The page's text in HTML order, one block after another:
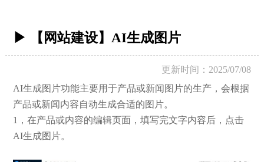
▶ 【网站建设】AI生成图片
更新时间：2025/07/08
AI生成图片功能主要用于产品或新闻图片的生产，会根据
产品或新闻内容自动生成合适的图片。
1，在产品或内容的编辑页面，填写完文字内容后，点击
AI生成图片。